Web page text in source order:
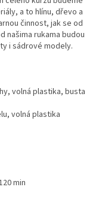
a to hlínu, dřevo a
činnost, jak se od
našima rukama budou
i sádrové modely.
volná plastika, busta
volná plastika
min